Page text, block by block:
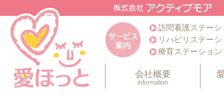
訪問看護ステー
リハビリステー
療育ステーション
会社概要
information